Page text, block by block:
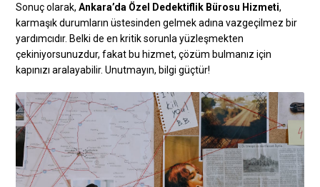
Sonuç olarak,Ankara’da Özel Dedektiflik Bürosu Hizmeti,
karmaşık durumların üstesinden gelmek adına vazgeçilmez bir
yardımcıdır. Belki de en kritik sorunla yüzleşmekten
çekiniyorsunuzdur, fakat bu hizmet, çözüm bulmanız için
kapınızı aralayabilir. Unutmayın, bilgi güçtür!